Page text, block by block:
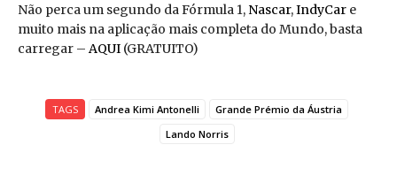
Não perca um segundo da Fórmula 1, Nascar,IndyCar e
muito mais na aplicação mais completa do Mundo, basta
carregar – AQUI (GRATUITO)
TAGS Andrea Kimi Antonelli
Grande Prémio da Áustria
Lando Norris